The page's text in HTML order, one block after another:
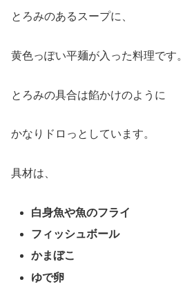
とろみのあるスープに、
黄色っぽい平麺が入った料理です。
とろみの具合は餡かけのように
かなりドロっとしています。
具材は、
白身魚や魚のフライ
フィッシュボール
かまぼこ
ゆで卵